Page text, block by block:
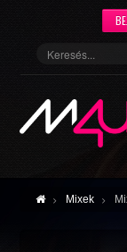
Mixek